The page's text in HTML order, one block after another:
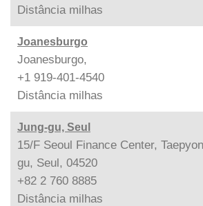
Distância milhas
Joanesburgo
Joanesburgo,
+1 919-401-4540
Distância milhas
Jung-gu, Seul
15/F Seoul Finance Center,
gu, Seul, 04520
+82 2 760 8885
Distância milhas